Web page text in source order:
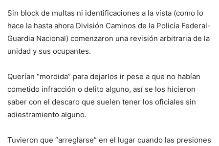
Sin block de multas ni identificaciones a la vista (como lo
hace la hasta ahora División Caminos de la Policía Federal-
Guardia Nacional) comenzaron una revisión arbitraria de la
unidad y sus ocupantes.
Querían “mordida” para dejarlos ir pese a que no habían
cometido infracción o delito alguno, así se los hicieron
saber con el descaro que suelen tener los oficiales sin
adiestramiento alguno.
Tuvieron que “arreglarse” en el lugar cuando las presiones